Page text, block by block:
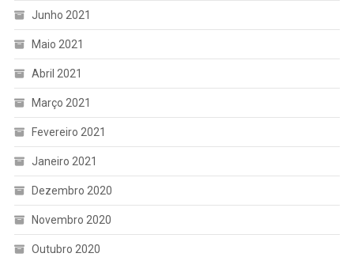
Junho 2021
Maio 2021
Abril 2021
Março 2021
Fevereiro 2021
Janeiro 2021
Dezembro 2020
Novembro 2020
Outubro 2020